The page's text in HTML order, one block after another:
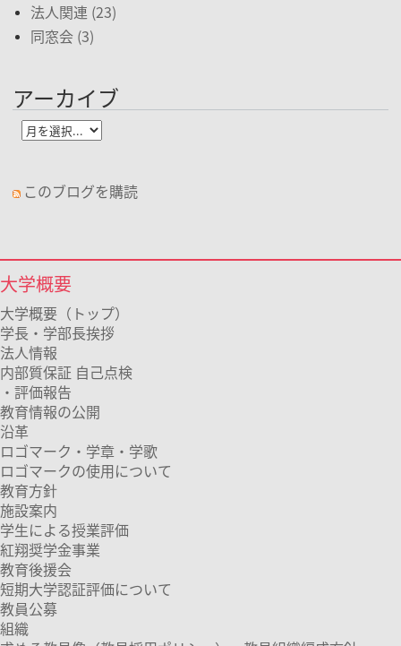
法人関連 (23)
同窓会 (3)
アーカイブ
このブログを購読
大学概要
大学概要（トップ）
学長・学部長挨拶
法人情報
内部質保証 自己点検
・評価報告
教育情報の公開
沿革
ロゴマーク・学章・学歌
ロゴマークの使用について
教育方針
施設案内
学生による授業評価
紅翔奨学金事業
教育後援会
短期大学認証評価について
教員公募
組織